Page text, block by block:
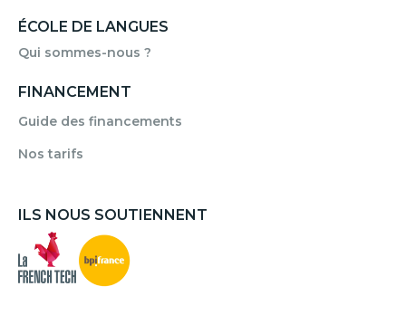
ÉCOLE DE LANGUES
Qui sommes-nous ?
FINANCEMENT
Guide des financements
Nos tarifs
ILS NOUS SOUTIENNENT